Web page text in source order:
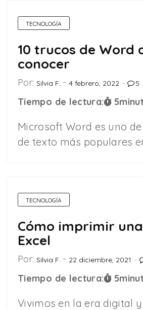
TECNOLOGÍA
10 trucos de Word
conocer
Por: Silvia F. 4 febrero, 2022 5
Tiempo de lectura: 5
Microsoft Word es uno
de texto más populares
TECNOLOGÍA
Cómo imprimir
Excel
Por: Silvia F. 22 diciembre, 2021
Tiempo de lectura: 5
Vivimos en la era digital y